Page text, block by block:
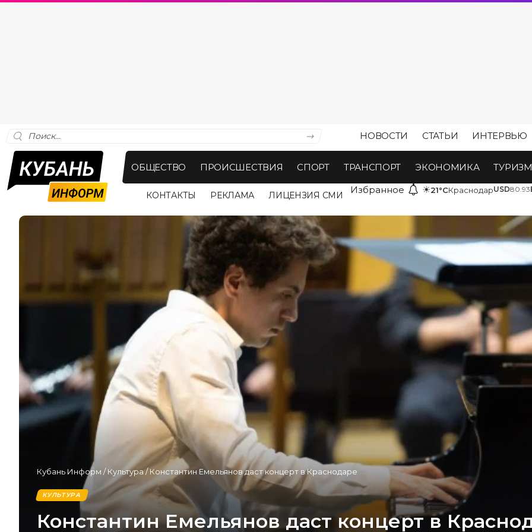
НОВОСТИ СТАТЬИ ИНТЕРВЬЮ
ОБЩЕСТВО ПРОИСШЕСТВИЯ СПОРТ ТРАНСПОРТ ЭКОНОМИКА ТУРИЗМ
КОНТАКТЫ РЕКЛАМА ЛИЦЕНЗИЯ СМИ Избранное ☀21°CКраснодарUSD80.93
Кубань Информ /Культура/Константин Емельянов даст концерт в Краснодаре
КУЛЬТУРА
Константин Емельянов даст концерт в